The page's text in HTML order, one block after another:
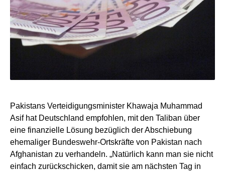
Pakistans Verteidigungsminister Khawaja Muhammad
Asif hat Deutschland empfohlen, mit den Taliban über
eine finanzielle Lösung bezüglich der Abschiebung
ehemaliger Bundeswehr-Ortskräfte von Pakistan nach
Afghanistan zu verhandeln. „Natürlich kann man sie nicht
einfach zurückschicken, damit sie am nächsten Tag in